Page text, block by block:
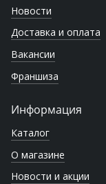
Новости
Доставка и оплата
Вакансии
Франшиза
Информация
Каталог
О магазине
Новости и акции